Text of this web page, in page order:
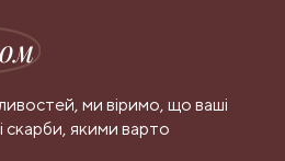
ми віримо, що ваші
якими варто